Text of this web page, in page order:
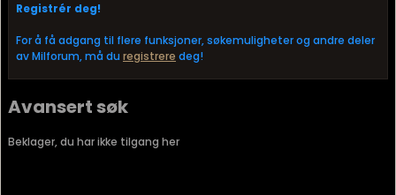
Registrér deg!
For å få adgang til flere funksjoner, søkemuligheter og andre deler
av Milforum, må du registrere deg!
Avansert søk
Beklager, du har ikke tilgang her